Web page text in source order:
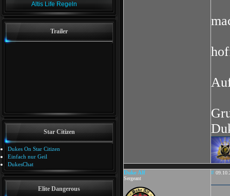
Altis Life Regeln
Trailer
Star Citizen
Dukes On Star Citizen
Einfach nur Geil
DukesChat
Elite Dangerous
Duke Alf
Sergeant
#